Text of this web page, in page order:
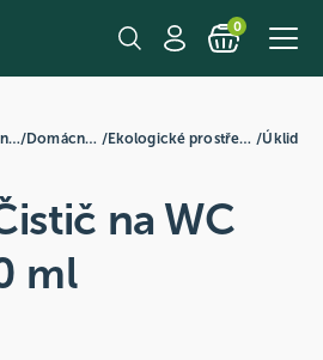
0
Kosmetika a domácnost/ Domácnost / Ekologické prostředky /Úklid
na WC
ml